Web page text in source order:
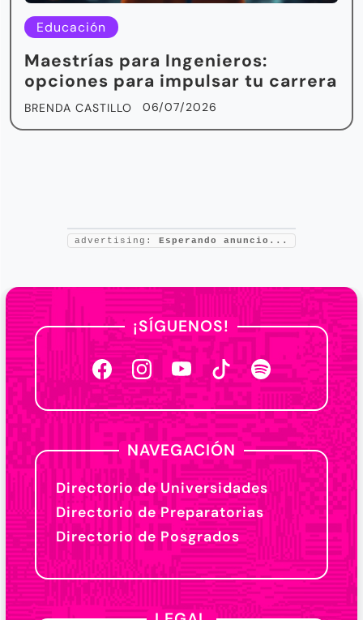
Educación
Maestrías para Ingenieros:
opciones para impulsar tu carrera
BRENDA CASTILLO 06/07/2026
advertising: Esperando anuncio...
¡SÍGUENOS!
NAVEGACIÓN
Directorio de Universidades
Directorio de Preparatorias
Directorio de Posgrados